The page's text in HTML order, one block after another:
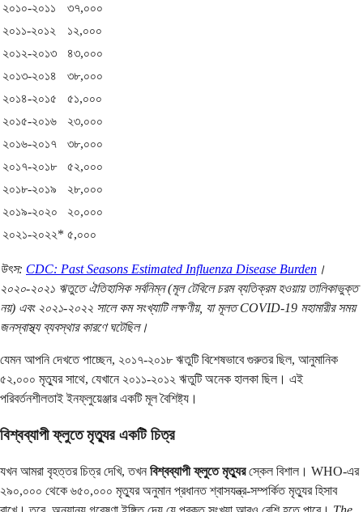
২০১০-২০১১
৩৭,০০০
২০১১-২০১২
১২,০০০
২০১২-২০১৩
৪৩,০০০
২০১৩-২০১৪
৩৮,০০০
২০১৪-২০১৫
৫১,০০০
২০১৫-২০১৬
২৩,০০০
২০১৬-২০১৭
৩৮,০০০
২০১৭-২০১৮
৫২,০০০
২০১৮-২০১৯
২৮,০০০
২০১৯-২০২০
২০,০০০
২০২১-২০২২* ৫,০০০
উৎস: CDC: Past Seasons Estimated Influenza Disease Burden ।
২০২০-২০২১ ঋতুতে ঐতিহাসিক সর্বনিম্ন (মূল টেবিলে চরম ব্যতিক্রম হওয়ায় তালিকাভুক্ত
নয়) এবং ২০২১-২০২২ সালে কম সংখ্যাটি লক্ষণীয়, যা মূলত COVID-19 মহামারীর সময়
জনস্বাস্থ্য ব্যবস্থার কারণে ঘটেছিল।
যেমন আপনি দেখতে পাচ্ছেন, ২০১৭-২০১৮ ঋতুটি বিশেষভাবে গুরুতর ছিল, আনুমানিক
৫২,০০০ মৃত্যুর সাথে, যেখানে ২০১১-২০১২ ঋতুটি অনেক হালকা ছিল। এই
পরিবর্তনশীলতাই ইনফ্লুয়েঞ্জার একটি মূল বৈশিষ্ট্য।
বিশ্বব্যাপী ফ্লুতে মৃত্যুর একটি চিত্র
যখন আমরা বৃহত্তর চিত্র দেখি, তখন বিশ্বব্যাপী ফ্লুতে মৃত্যুরস্কেল বিশাল। WHO-এর
২৯০,০০০ থেকে ৬৫০,০০০ মৃত্যুর অনুমান প্রধানত শ্বাসযন্ত্র-সম্পর্কিত মৃত্যুর হিসাব